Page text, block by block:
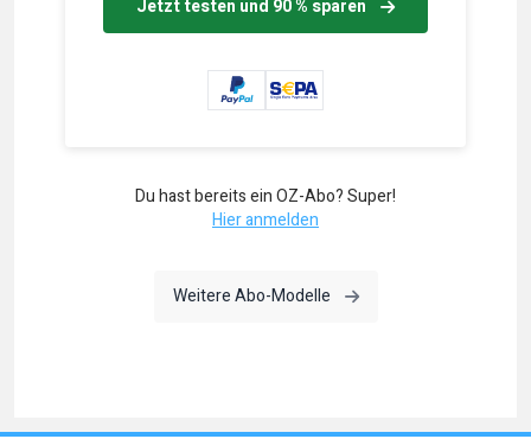
Jetzt testen und 90 % sparen
Du hast bereits ein OZ-Abo? Super!
Hier anmelden
Weitere Abo-Modelle